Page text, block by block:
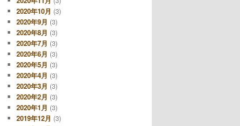
2020年10月 (3)
2020年9月 (3)
2020年8月 (3)
2020年7月 (3)
2020年6月 (3)
2020年5月 (3)
2020年4月 (3)
2020年3月 (3)
2020年2月 (3)
2020年1月 (3)
2019年12月 (3)